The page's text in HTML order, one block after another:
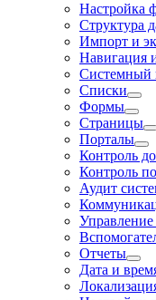
Настройка
Структура
Импорт и
Навигация
Системный
Списки
Формы
Страницы
Порталы
Контроль
Контроль
Аудит
Отчеты
Дата и